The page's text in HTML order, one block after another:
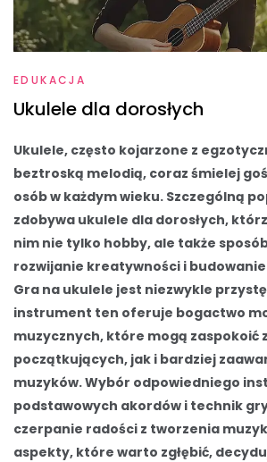
EDUKACJA
Ukulele dla dorosłych
Ukulele, często kojarzone z
beztroską melodią, coraz śmielej
osób w każdym wieku. Szczególną
zdobywa ukulele dla dorosłych,
nim nie tylko hobby, ale także
rozwijanie kreatywności i budowanie
Gra na ukulele jest niezwykle
instrument ten oferuje bogactwo
muzycznych, które mogą zaspokoić
początkujących, jak i bardziej
muzyków. Wybór odpowiedniego
podstawowych akordów i technik
czerpanie radości z tworzenia
aspekty, które warto zgłębić,